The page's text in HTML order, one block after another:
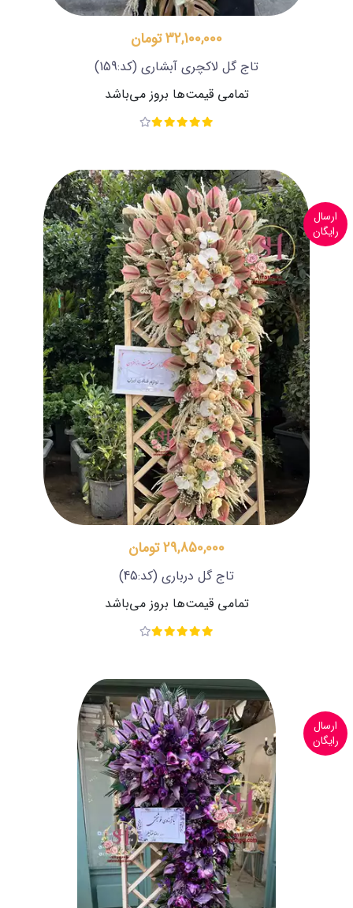
32,100,000 تومان
تاج گل لاکچری آبشاری (کد:159)
تمامی قیمت‌ها بروز می‌باشد
ارسال
رایگان
29,850,000 تومان
تاج گل درباری (کد:45)
تمامی قیمت‌ها بروز می‌باشد
ارسال
رایگان